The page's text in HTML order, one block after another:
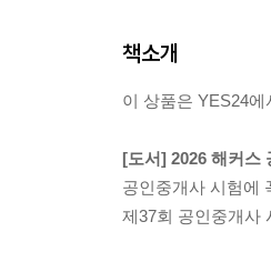
책소개
이 상품은 YES24
[도서] 2026 해커스
공인중개사 시험에
제37회 공인중개사